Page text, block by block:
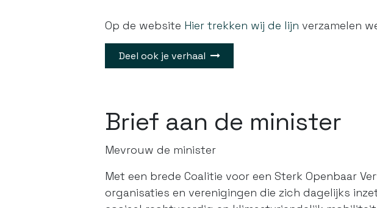
Op de website Hier trekken wij de lijn verzamelen
Deel ook je verhaal
Brief aan de minister
Mevrouw de minister
Met een brede Coalitie voor een Sterk Openbaar
organisaties en verenigingen die zich dagelijks